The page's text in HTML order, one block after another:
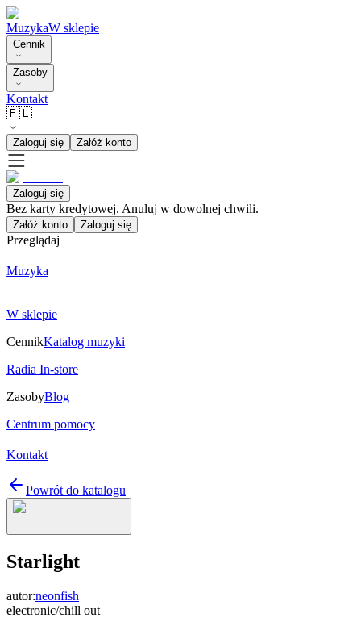
MuzykaW sklepie
Cennik
Zasoby
Kontakt
🇵🇱
Zaloguj się Załóż konto
Zaloguj się
Bez karty kredytowej. Anuluj w dowolnej chwili.
Załóż konto Zaloguj się
Przeglądaj
Muzyka
W sklepie
CennikKatalog muzyki
Radia In-store
ZasobyBlog
Centrum pomocy
Kontakt
Powrót do katalogu
Starlight
autor:neonfish
electronic/chill out